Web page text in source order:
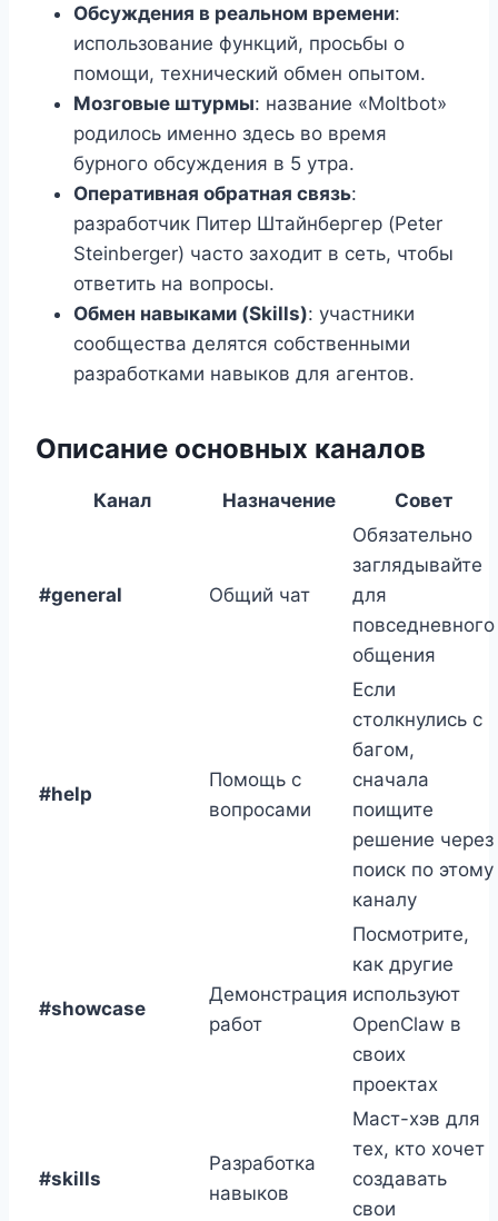
Обсуждения в реальном времени:
использование функций, просьбы о
помощи, технический обмен опытом.
Мозговые штурмы: название «Moltbot»
родилось именно здесь во время
бурного обсуждения в 5 утра.
Оперативная обратная связь:
разработчик Питер Штайнбергер (Peter
Steinberger) часто заходит в сеть, чтобы
ответить на вопросы.
Обмен навыками (Skills): участники
сообщества делятся собственными
разработками навыков для агентов.
Описание основных каналов
Канал Назначение Совет
#general Общий чат
Обязательно
заглядывайте
для
повседневного
общения
#help
Помощь с
вопросами
Если
столкнулись с
багом,
сначала
поищите
решение через
поиск по этому
каналу
#showcase
Демонстрация
работ
Посмотрите,
как другие
используют
OpenClaw в
своих
проектах
#skills
Разработка
навыков
Маст-хэв для
тех, кто хочет
создавать
свои